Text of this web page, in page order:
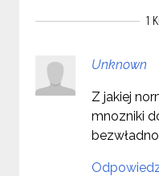
1
Unknown
Z jakiej
mnozniki